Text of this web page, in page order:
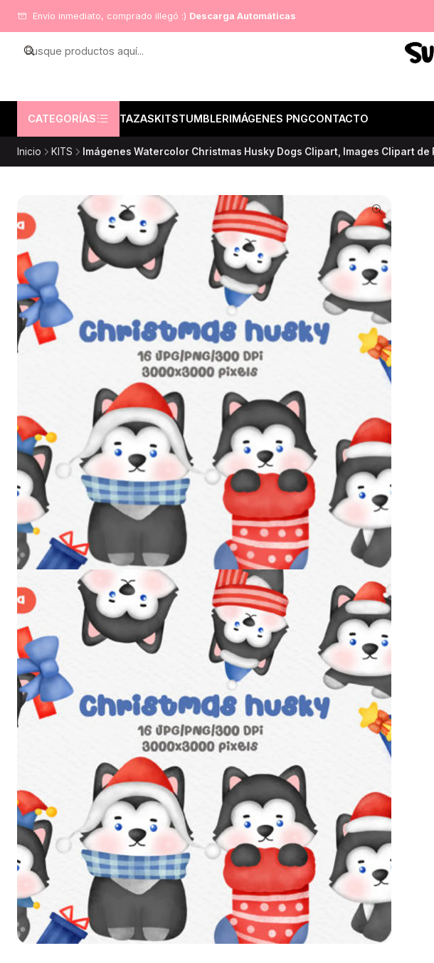
CATEGORÍAS TAZASKITSTUMBLERIMÁGENES PNGCONTACTO
Envío inmediato, comprado illegó :) Descarga Automáticas
Inicio KITS Imágenes Watercolor Christmas Husky Dogs Clipart, Images Clipart